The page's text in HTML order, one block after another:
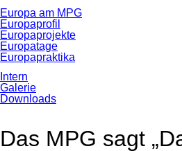
Europa am MPG
Europaprofil
Europaprojekte
Europatage
Europapraktika
Intern
Galerie
Downloads
Das MPG sagt